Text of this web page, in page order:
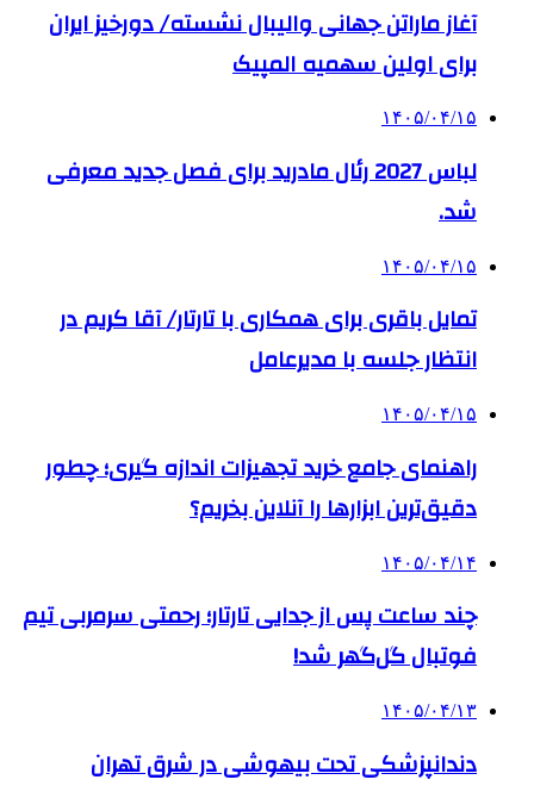
آغاز ماراتن جهانی والیبال نشسته/ دورخیز ایران
برای اولین سهمیه المپیک
۱۴۰۵/۰۴/۱۵
لباس 2027 رئال مادرید برای فصل جدید معرفی
شد.
۱۴۰۵/۰۴/۱۵
تمایل باقری برای همکاری با تارتار/ آقا کریم در
انتظار جلسه با مدیرعامل
۱۴۰۵/۰۴/۱۵
راهنمای جامع خرید تجهیزات اندازه گیری؛ چطور
دقیق‌ترین ابزارها را آنلاین بخریم؟
۱۴۰۵/۰۴/۱۴
چند ساعت پس از جدایی تارتار؛ رحمتی سرمربی تیم
فوتبال گل‌گهر شد!
۱۴۰۵/۰۴/۱۳
دندانپزشکی تحت بیهوشی در شرق تهران